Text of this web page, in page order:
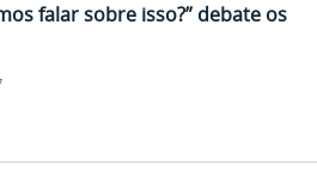
falar sobre isso?” debate os